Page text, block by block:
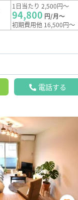
1日当たり 2,500円～
94,800 円/月～
初期費用他 16,500円～
電話する